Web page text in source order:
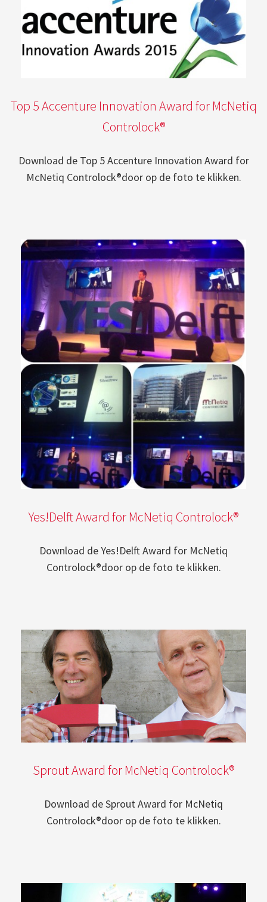
Top 5 Accenture Innovation Award for McNetiq
Controlock®
Download de Top 5 Accenture Innovation Award for
McNetiq Controlock®door op de foto te klikken.
Yes!Delft Award for McNetiq Controlock®
Download de Yes!Delft Award for McNetiq
Controlock®door op de foto te klikken.
Sprout Award for McNetiq Controlock®
Download de Sprout Award for McNetiq
Controlock®door op de foto te klikken.